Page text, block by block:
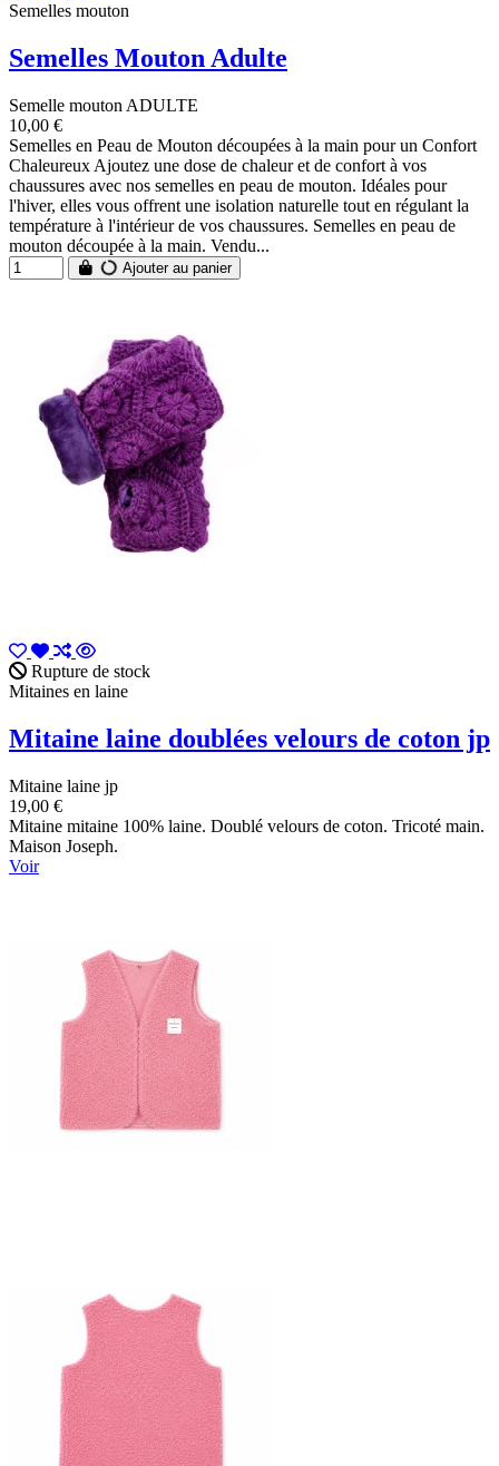
Semelles mouton
Semelles Mouton Adulte
Semelle mouton ADULTE
10,00 €
Semelles en Peau de Mouton découpées à la main pour un Confort
Chaleureux Ajoutez une dose de chaleur et de confort à vos
chaussures avec nos semelles en peau de mouton. Idéales pour
l'hiver, elles vous offrent une isolation naturelle tout en régulant la
température à l'intérieur de vos chaussures. Semelles en peau de
mouton découpée à la main. Vendu...
Ajouter au panier
Rupture de stock
Mitaines en laine
Mitaine laine doublées velours de coton jp
Mitaine laine jp
19,00 €
Mitaine mitaine 100% laine. Doublé velours de coton. Tricoté main.
Maison Joseph.
Voir